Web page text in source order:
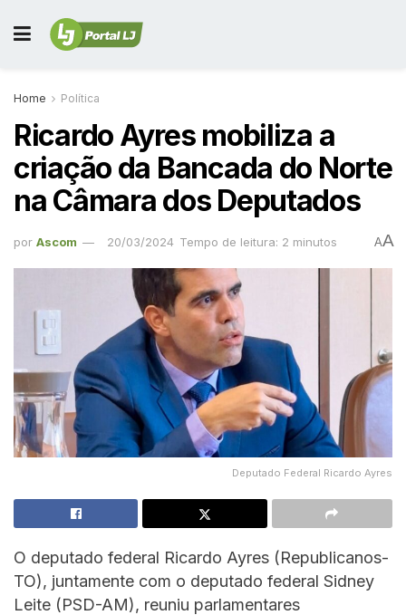
Home Política
Ricardo Ayres mobiliza a
criação da Bancada do Norte
na Câmara dos Deputados
por Ascom 20/03/2024 Tempo de leitura: 2 minutos AA
Deputado Federal Ricardo Ayres
O deputado federal Ricardo Ayres (Republicanos-
TO), juntamente com o deputado federal Sidney
Leite (PSD-AM), reuniu parlamentares